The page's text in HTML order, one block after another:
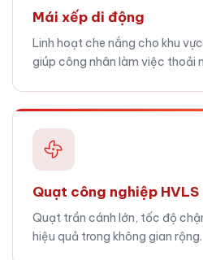
Mái xếp di động
Linh hoạt che nắng cho khu
giúp công nhân làm việc thoải
Quạt công nghiệp HVLS
Quạt trần cánh lớn, tốc độ
hiệu quả trong không gian rộng.